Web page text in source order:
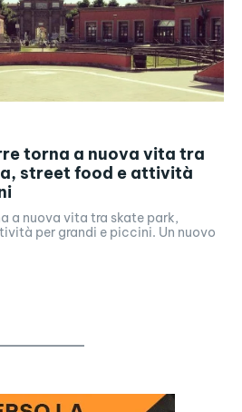
torna a nuova vita tra
street food e attività
a nuova vita tra skate park,
per grandi e piccini. Un nuovo